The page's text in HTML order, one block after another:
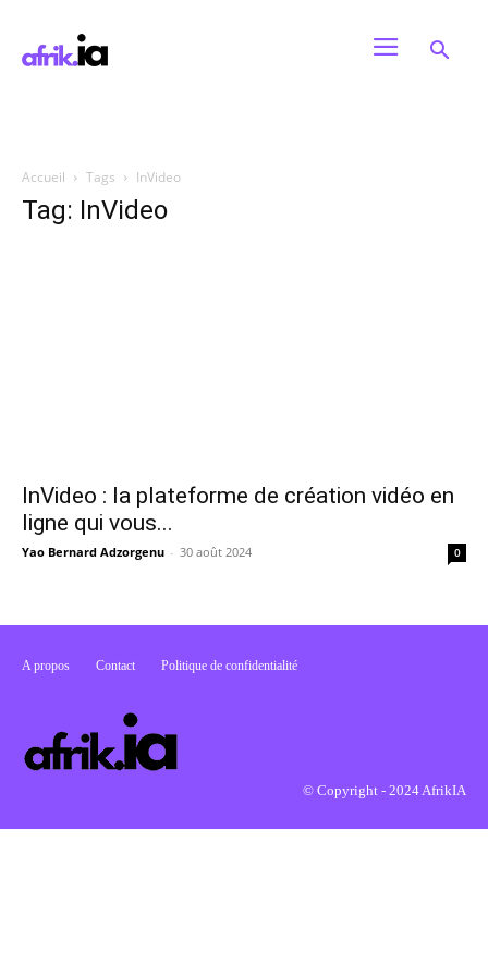
Accueil Tags InVideo
Tag: InVideo
InVideo : la plateforme de création vidéo en
ligne qui vous...
Yao Bernard Adzorgenu - 30 août 2024 0
A propos Contact Politique de confidentialité
© Copyright - 2024 AfrikIA